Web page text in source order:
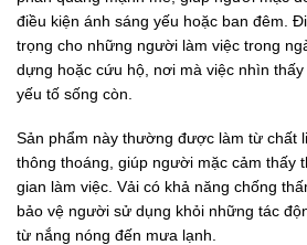
điều kiện ánh sáng yếu hoặc ban đêm.
trọng cho những người làm việc trong
dựng hoặc cứu hộ, nơi mà việc nhìn
yếu tố sống còn.
Sản phẩm này thường được làm từ chất
thông thoáng, giúp người mặc cảm thấy
gian làm việc. Vải có khả năng chống
bảo vệ người sử dụng khỏi những tác
từ nắng nóng đến mưa lạnh.